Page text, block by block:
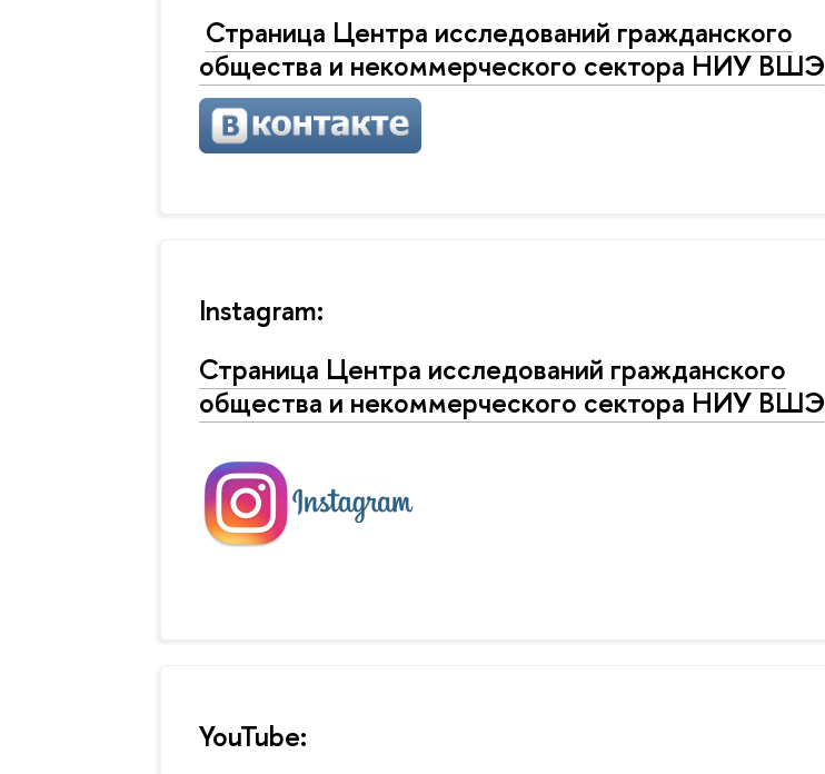
Страница Центра исследований гражданского
общества и некоммерческого сектора НИУ ВШЭ
Instagram:
Страница Центра исследований гражданского
общества и некоммерческого сектора НИУ ВШЭ
YouTube: